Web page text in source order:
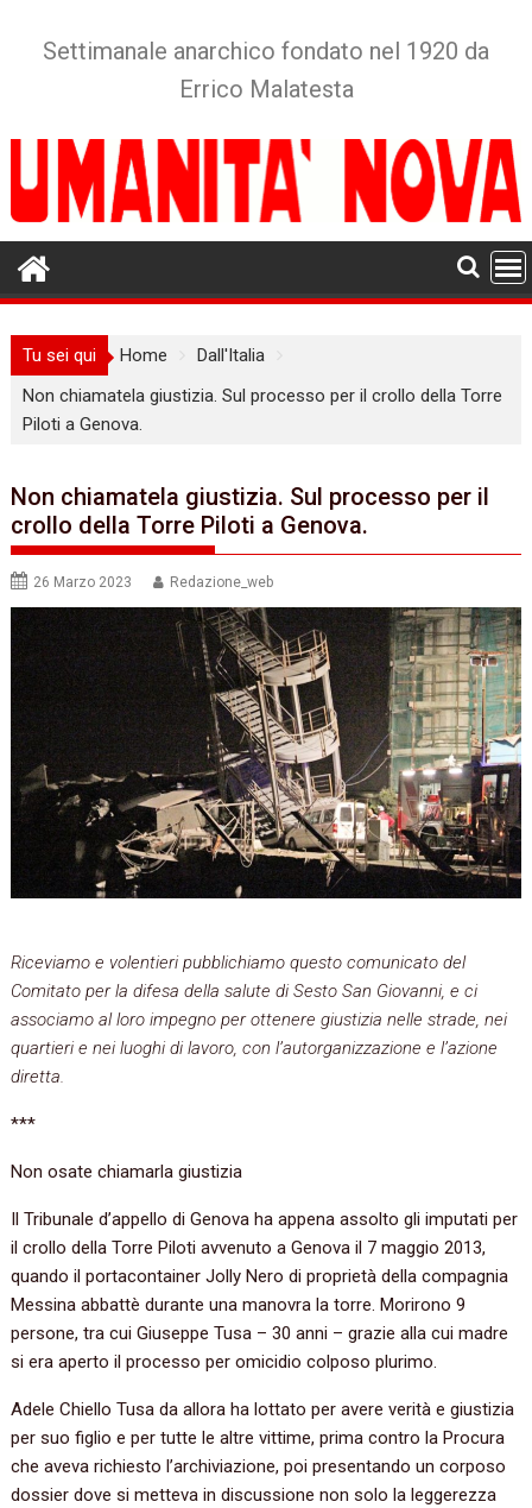
Settimanale anarchico fondato nel 1920 da
Errico Malatesta
Tu sei qui Home
Dall'Italia
Non chiamatela giustizia. Sul processo per il crollo della Torre
Piloti a Genova.
Non chiamatela giustizia. Sul processo per il
crollo della Torre Piloti a Genova.
26 Marzo 2023 Redazione_web
Riceviamo e volentieri pubblichiamo questo comunicato del
Comitato per la difesa della salute di Sesto San Giovanni, e ci
associamo al loro impegno per ottenere giustizia nelle strade, nei
quartieri e nei luoghi di lavoro, con l’autorganizzazione e l’azione
diretta.
***
Non osate chiamarla giustizia
Il Tribunale d’appello di Genova ha appena assolto gli imputati per
il crollo della Torre Piloti avvenuto a Genova il 7 maggio 2013,
quando il portacontainer Jolly Nero di proprietà della compagnia
Messina abbattè durante una manovra la torre. Morirono 9
persone, tra cui Giuseppe Tusa – 30 anni – grazie alla cui madre
si era aperto il processo per omicidio colposo plurimo.
Adele Chiello Tusa da allora ha lottato per avere verità e giustizia
per suo figlio e per tutte le altre vittime, prima contro la Procura
che aveva richiesto l’archiviazione, poi presentando un corposo
dossier dove si metteva in discussione non solo la leggerezza